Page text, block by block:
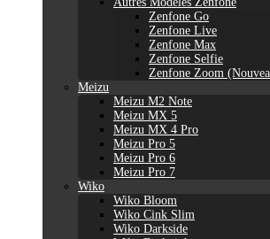
Zenfone Go
Zenfone Live
Zenfone Max
Zenfone Selfie
Zenfone Zoom
Meizu
Meizu M2 Note
Meizu MX 5
Meizu MX 4 Pro
Meizu Pro 5
Meizu Pro 6
Meizu Pro 7
Wiko
Wiko Bloom
Wiko Cink Slim
Wiko Darkside